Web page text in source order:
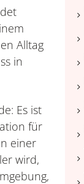
Alltag
in
Es ist
für
einer
wird,